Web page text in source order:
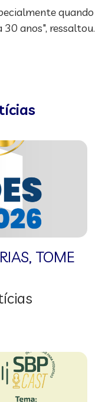
quando
anos", ressaltou.
, TOME